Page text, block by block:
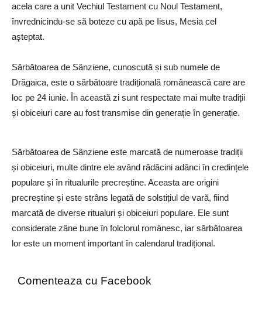
acela care a unit Vechiul Testament cu Noul Testament,
învrednicindu-se să boteze cu apă pe Iisus, Mesia cel
aşteptat.
Sărbătoarea de Sânziene, cunoscută și sub numele de
Drăgaica, este o sărbătoare tradițională românească care are
loc pe 24 iunie. În această zi sunt respectate mai multe tradiții
și obiceiuri care au fost transmise din generație în generație.
Sărbătoarea de Sânziene este marcată de numeroase tradiții
și obiceiuri, multe dintre ele având rădăcini adânci în credințele
populare și în ritualurile precreștine. Aceasta are origini
precreștine și este strâns legată de solstițiul de vară, fiind
marcată de diverse ritualuri și obiceiuri populare. Ele sunt
considerate zâne bune în folclorul românesc, iar sărbătoarea
lor este un moment important în calendarul tradițional.
Comenteaza cu Facebook